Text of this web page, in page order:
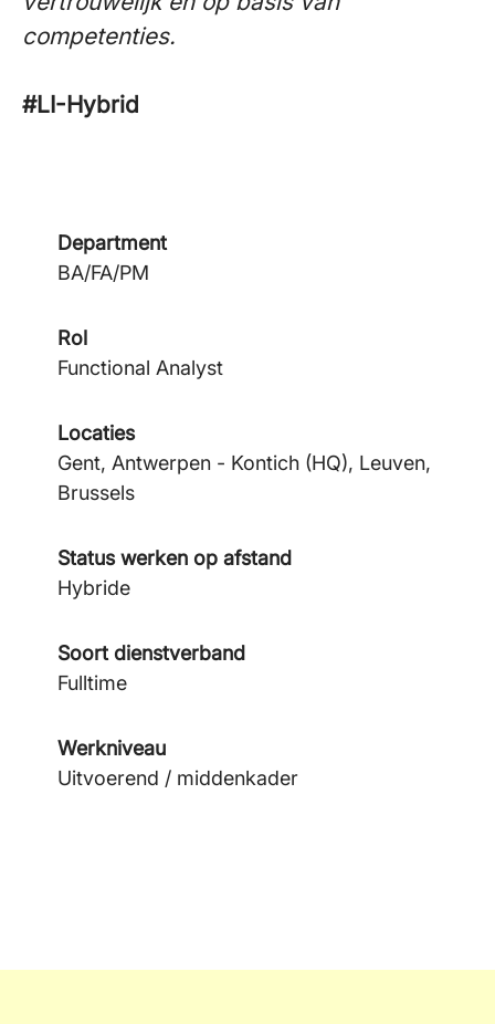
competenties.
#LI-Hybrid
Department
BA/FA/PM
Rol
Functional Analyst
Locaties
Gent, Antwerpen - Kontich (HQ), Leuven,
Brussels
Status werken op afstand
Hybride
Soort dienstverband
Fulltime
Werkniveau
Uitvoerend / middenkader